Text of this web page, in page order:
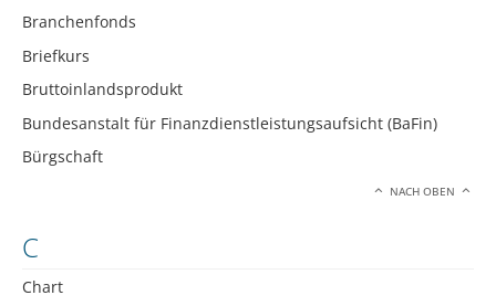
Branchenfonds
Briefkurs
Bruttoinlandsprodukt
Bundesanstalt für Finanzdienstleistungsaufsicht (BaFin)
Bürgschaft
NACH OBEN
C
Chart